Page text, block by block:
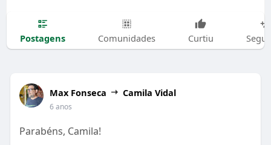
Postagens Comunidades Curtiu
Max Fonseca Camila Vidal
6 anos
Parabéns, Camila!